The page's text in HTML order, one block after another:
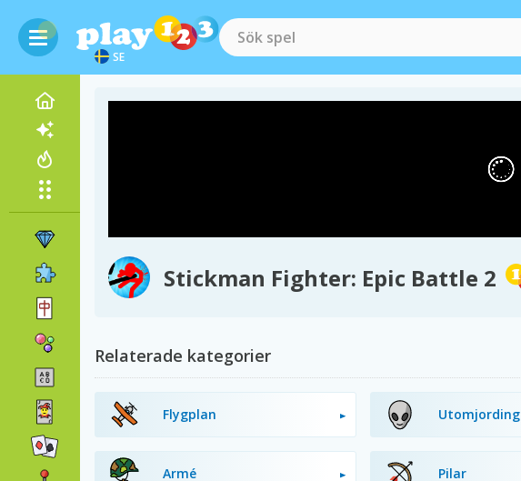
SE
Stickman Fighter: Epic Battle 2
Relaterade kategorier
Flygplan Utomjording
Armé Pilar